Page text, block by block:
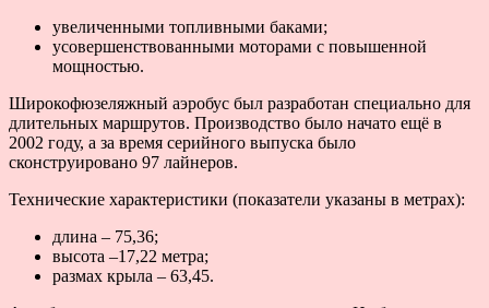
увеличенными топливными баками;
усовершенствованными моторами с повышенной
мощностью.
Широкофюзеляжный аэробус был разработан специально для
длительных маршрутов. Производство было начато ещё в
2002 году, а за время серийного выпуска было
сконструировано 97 лайнеров.
Технические характеристики (показатели указаны в метрах):
длина – 75,36;
высота –17,22 метра;
размах крыла – 63,45.